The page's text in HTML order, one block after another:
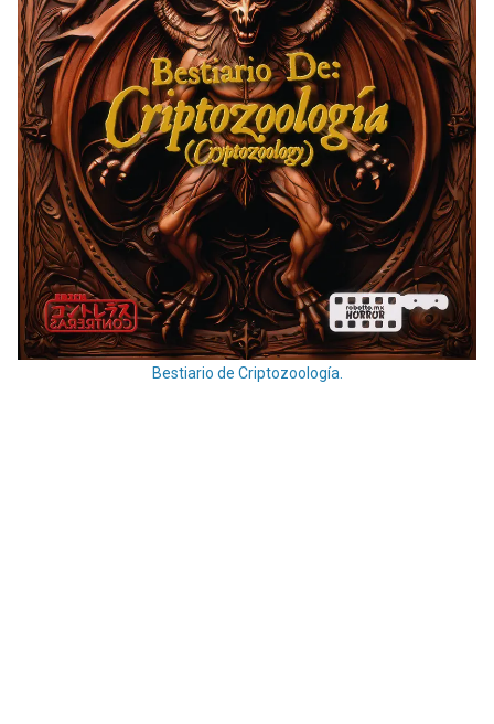
Bestiario de Criptozoología.